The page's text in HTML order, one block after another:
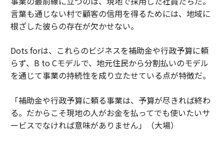
言葉も通じない村で顧客の信用を得るためには、地域に
根ざした彼らの存在が欠かせない。
Dots forは、これらのビジネスを補助金や行政予算に頼
らず、B to Cモデルで、地元住民から分割払いのモデル
を通じて事業の持続性を成り立たせている点が特徴だ。
「補助金や行政予算に頼る事業は、予算が尽きれば終わ
る。だからこそ現地の人がお金を払ってでも使いたいサ
ービスでなければ意味がありません」（大場）